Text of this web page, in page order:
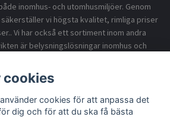
inomhus- och utomhusmiljöer. Genom
vi högsta kvalitet, rimliga priser
Vi har också ett sortiment inom andra
är belysningslösningar inomhus och
cookies
cookies för att anpassa det
dig och för att du ska få bästa